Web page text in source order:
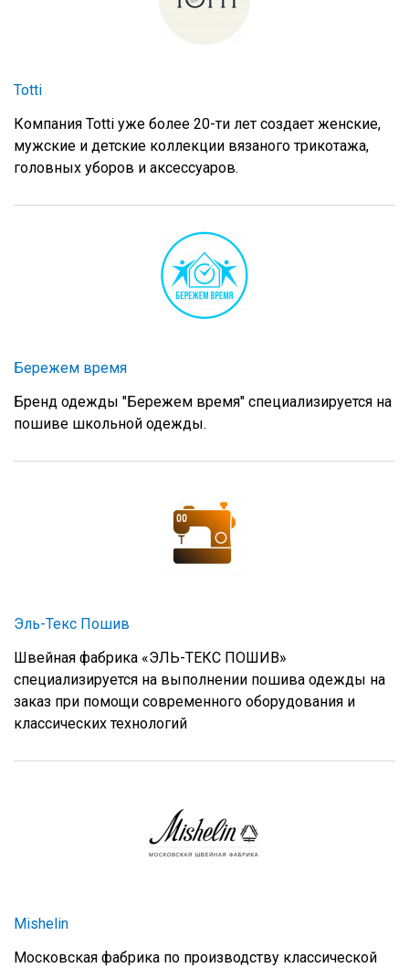
Totti
Компания Totti уже более 20-ти лет создает женские,
мужские и детские коллекции вязаного трикотажа,
головных уборов и аксессуаров.
Бережем время
Бренд одежды "Бережем время" специализируется на
пошиве школьной одежды.
Эль-Текс Пошив
Швейная фабрика «ЭЛЬ-ТЕКС ПОШИВ»
специализируется на выполнении пошива одежды на
заказ при помощи современного оборудования и
классических технологий
Mishelin
Московская фабрика по производству классической